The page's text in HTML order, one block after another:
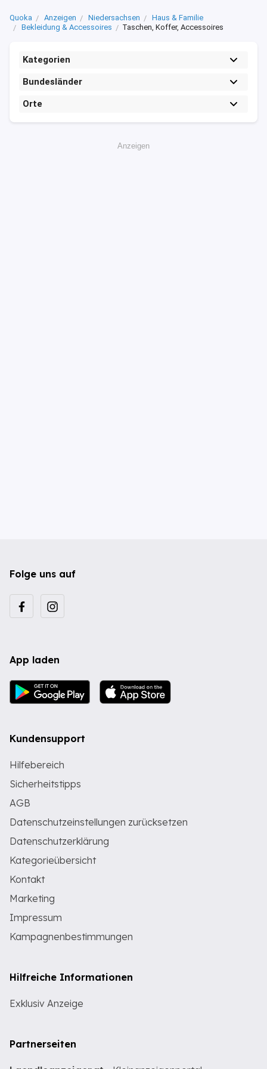
Quoka Anzeigen Niedersachsen
Haus & Familie
Bekleidung & Accessoires
Taschen, Koffer, Accessoires
Kategorien
Bundesländer
Orte
Anzeigen
Folge uns auf
App laden
Kundensupport
Hilfebereich
Sicherheitstipps
AGB
Datenschutzeinstellungen zurücksetzen
Datenschutzerklärung
Kategorieübersicht
Kontakt
Marketing
Impressum
Kampagnenbestimmungen
Hilfreiche Informationen
Exklusiv Anzeige
Partnerseiten